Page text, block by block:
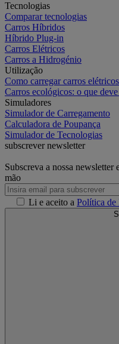
Tecnologias
Comparar tecnologias
Carros Híbridos
Híbrido Plug-in
Carros Elétricos
Carros a Hidrogénio
Utilização
Como carregar carros
Carros ecológicos: o que
Simuladores
Simulador de Carregamento
Calculadora de Poupança
Simulador de Tecnologias
subscrever newsletter
Subscreva a nossa newsletter
mão
Li e aceito a Política de